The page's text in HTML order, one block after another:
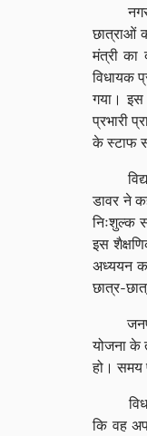
नगर के
छात्राओं
मंत्री का
विधायक
गया। इस
प्रभारी
के स्टाफ
डावर ने
निःशुल्क
इस
अध्ययन
छात्र-
जनपद
योजना के
हो। समय
कि वह